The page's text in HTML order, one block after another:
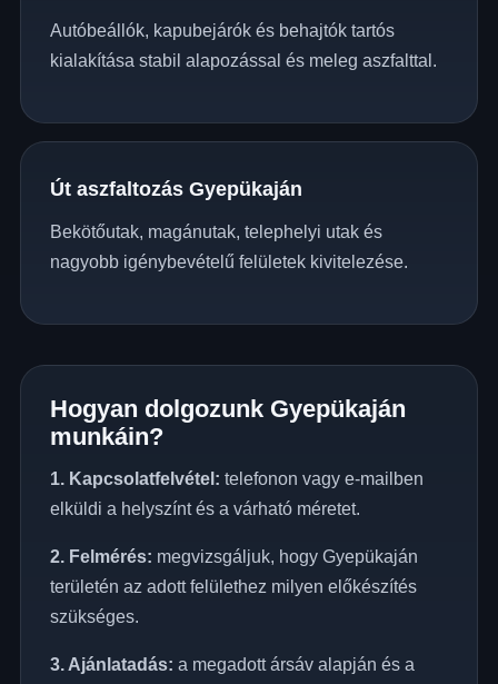
Autóbeállók, kapubejárók és behajtók tartós
kialakítása stabil alapozással és meleg aszfalttal.
Út aszfaltozás Gyepükaján
Bekötőutak, magánutak, telephelyi utak és
nagyobb igénybevételű felületek kivitelezése.
Hogyan dolgozunk Gyepükaján
munkáin?
1. Kapcsolatfelvétel: telefonon vagy e-mailben
elküldi a helyszínt és a várható méretet.
2. Felmérés: megvizsgáljuk, hogy Gyepükaján
területén az adott felülethez milyen előkészítés
szükséges.
3. Ajánlatadás: a megadott ársáv alapján és a